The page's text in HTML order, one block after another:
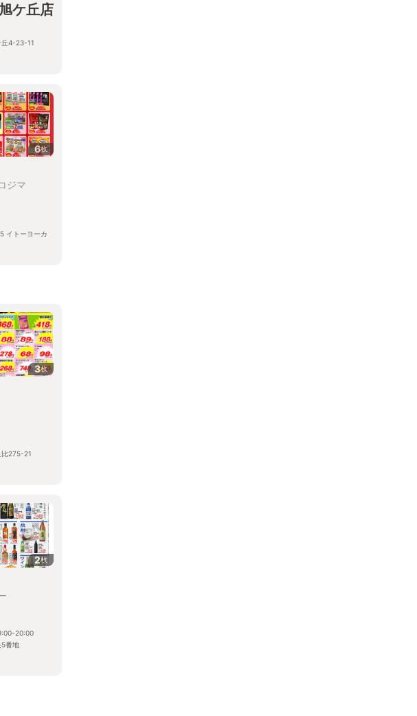
ケ丘店
丘4-23-11
6枚
ジマ
イトーヨーカ
3枚
比275-21
2枚
20:00
5番地